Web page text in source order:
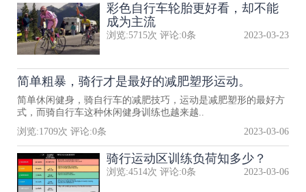
彩色自行车轮胎更好看，却不能
成为主流
浏览:5715次 评论:0条 2023-03-23
简单粗暴，骑行才是最好的减肥塑形运动。
简单休闲健身，骑自行车的减肥技巧，运动是减肥塑形的最好方
式，而骑自行车这种休闲健身训练也越来越..
浏览:1709次 评论:0条 2023-03-06
骑行运动区训练负荷知多少？
浏览:4514次 评论:0条 2023-03-06